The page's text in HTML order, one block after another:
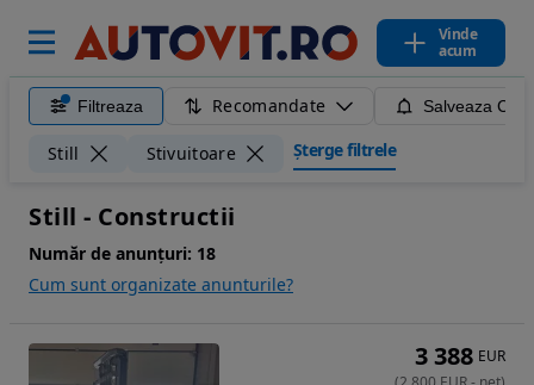
Vinde
acum
Filtreaza Recomandate Salveaza
Still Stivuitoare Șterge filtrele
Still - Constructii
Număr de anunțuri: 18
Cum sunt organizate anunturile?
3 388 EUR